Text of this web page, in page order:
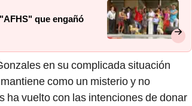
que engañó
en su complicada situación
como un misterio y no
ha vuelto con las intenciones de donar